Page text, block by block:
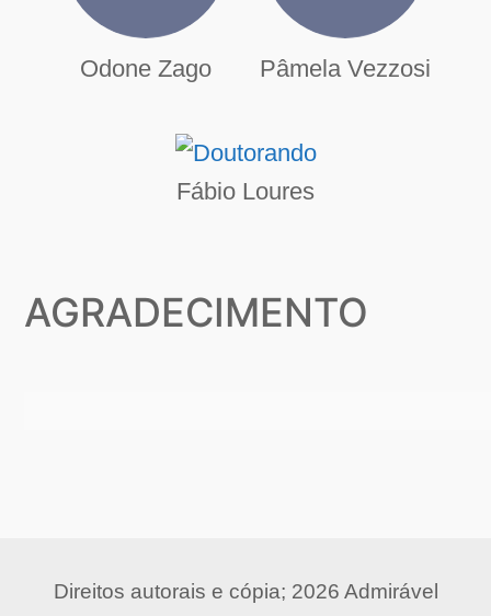
Odone Zago Pâmela Vezzosi
Fábio Loures
AGRADECIMENTO
Direitos autorais e cópia; 2026 Admirável